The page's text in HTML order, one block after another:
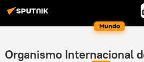
Mundo
Organismo Internacional